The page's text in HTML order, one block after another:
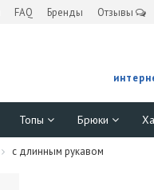
FAQ Бренды Отзывы
Топы Брюки
с длинным рукавом